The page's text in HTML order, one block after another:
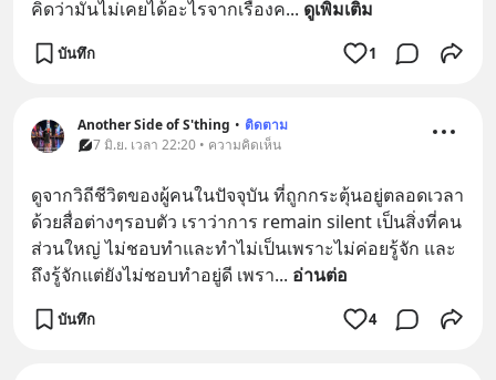
คิดว่ามันไม่เคยได้อะไรจากเรื่องค... ดูเพิ่มเติม
บันทึก 1
Another Side of S'thing • ติดตาม
7 มิ.ย. เวลา 22:20 • ความคิดเห็น
ดูจากวิถีชีวิตของผู้คนในปัจจุบัน ที่ถูกกระตุ้นอยู่ตลอดเวลา
ด้วยสื่อต่างๆรอบตัว เราว่าการ remain silent เป็นสิ่งที่คน
ส่วนใหญ่ ไม่ชอบทำและทำไม่เป็นเพราะไม่ค่อยรู้จัก และ
ถึงรู้จักแต่ยังไม่ชอบทำอยู่ดี เพรา... อ่านต่อ
บันทึก 4